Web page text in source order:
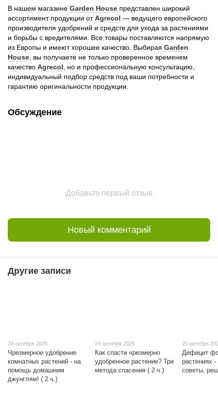
В нашем магазине Garden House представлен широкий
ассортимент продукции отAgrecol — ведущего европейского
производителя удобрений и средств для ухода за растениями
и борьбы с вредителями. Все товары поставляются напрямую
из Европы и имеют хорошее качество. Выбирая Garden
House, вы получаете не только проверенное временем
качество Agrecol, но и профессиональную консультацию,
индивидуальный подбор средств под ваши потребности и
гарантию оригинальности продукции.
Обсуждение
Добавьте первый отзыв
Новый комментарий
Другие записи
24 октября 2025
Чрезмерное удобрение
комнатных растений - на
помощь домашним
джунглям! ( 2 ч.)
24 октября 2025
Как спасти чрезмерно
удобренное растение? Три
метода спасения ( 2 ч.)
20 октября
Дефицит
растениях
советы,